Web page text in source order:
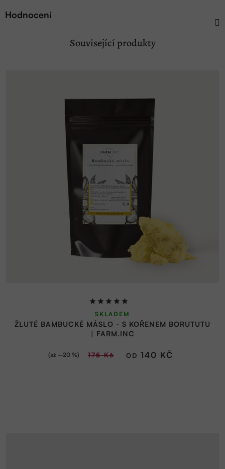
Hodnocení
Související produkty
ŽLUTÉ BAMBUCKÉ MÁSLO - S KOŘENEM BORUTUTU
| FARM.INC
Průměrné
hodnocení
produktu
je
SKLADEM
OD 140 KČ
175 Kč
(až –20 %)